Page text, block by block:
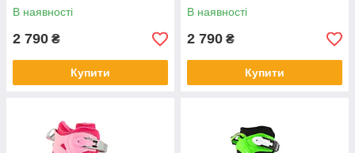
В наявності
2 790 ₴
Купити
В наявності
2 790 ₴
Купити